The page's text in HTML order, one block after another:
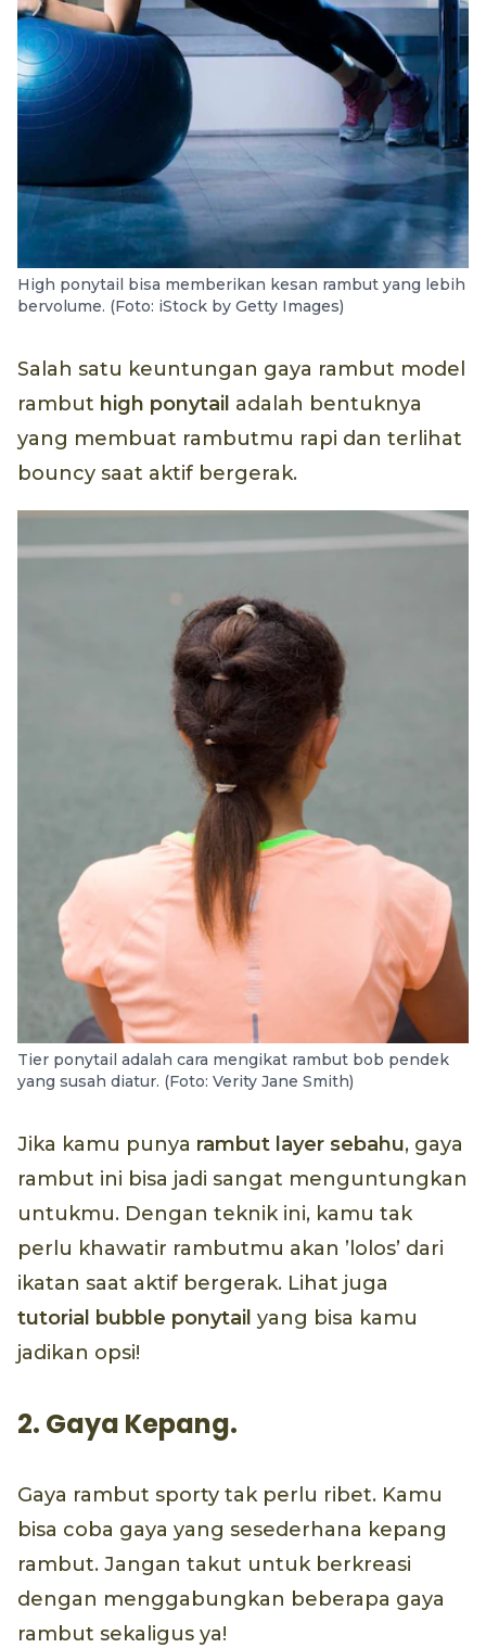
High ponytail bisa memberikan kesan rambut yang lebih
bervolume. (Foto: iStock by Getty Images)
Salah satu keuntungan gaya rambut model
rambut high ponytail adalah bentuknya
yang membuat rambutmu rapi dan terlihat
bouncy saat aktif bergerak.
Tier ponytail adalah cara mengikat rambut bob pendek
yang susah diatur. (Foto: Verity Jane Smith)
Jika kamu punya rambut layer sebahu, gaya
rambut ini bisa jadi sangat menguntungkan
untukmu. Dengan teknik ini, kamu tak
perlu khawatir rambutmu akan ’lolos’ dari
ikatan saat aktif bergerak. Lihat juga
tutorial
bubble ponytail yang bisa kamu
jadikan opsi!
2. Gaya Kepang.
Gaya rambut sporty tak perlu ribet. Kamu
bisa coba gaya yang sesederhana kepang
rambut. Jangan takut untuk berkreasi
dengan menggabungkan beberapa gaya
rambut sekaligus ya!